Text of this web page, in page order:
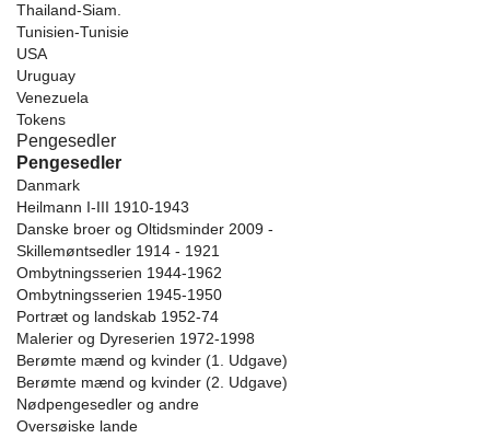
Thailand-Siam.
Tunisien-Tunisie
USA
Uruguay
Venezuela
Tokens
Pengesedler
Pengesedler
Danmark
Heilmann I-III 1910-1943
Danske broer og Oltidsminder 2009 -
Skillemøntsedler 1914 - 1921
Ombytningsserien 1944-1962
Ombytningsserien 1945-1950
Portræt og landskab 1952-74
Malerier og Dyreserien 1972-1998
Berømte mænd og kvinder (1. Udgave)
Berømte mænd og kvinder (2. Udgave)
Nødpengesedler og andre
Oversøiske lande